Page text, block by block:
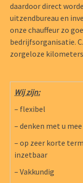
daardoor direct
uitzendbureau en
onze chauffeur zo
bedrijfsorganisatie.
zorgeloze
Wij zijn:
– flexibel
– denken met u mee
– op zeer korte
inzetbaar
– Vakkundig